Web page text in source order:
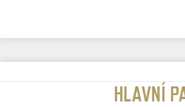
HLAVNÍ